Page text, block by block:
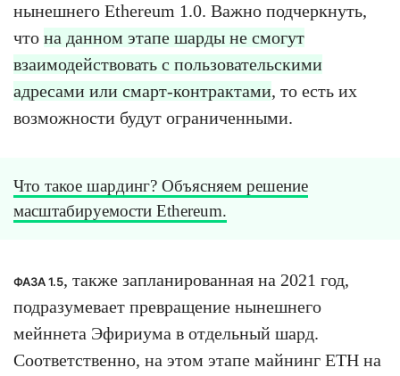
нынешнего Ethereum 1.0. Важно подчеркнуть,
что на данном этапе шарды не смогут
взаимодействовать с пользовательскими
адресами или смарт-контрактами, то есть их
возможности будут ограниченными.
Что такое шардинг? Объясняем решение
масштабируемости Ethereum.
ФАЗА 1.5, также запланированная на 2021 год,
подразумевает превращение нынешнего
мейннета Эфириума в отдельный шард.
Соответственно, на этом этапе майнинг ETH на